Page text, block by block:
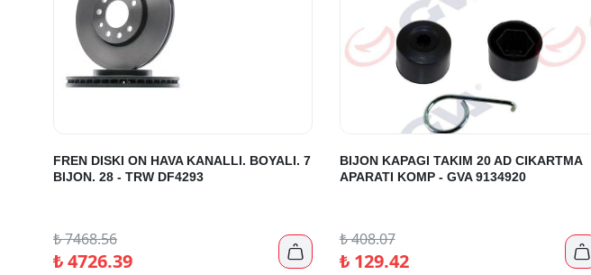
FREN DISKI ON HAVA KANALLI. BOYALI. 7
BIJON. 28 - TRW DF4293
₺7468.56
₺4726.39 
BIJON KAPAGI TAKIM 20 AD CIKARTMA
APARATI KOMP - GVA 9134920
₺408.07
₺129.42 